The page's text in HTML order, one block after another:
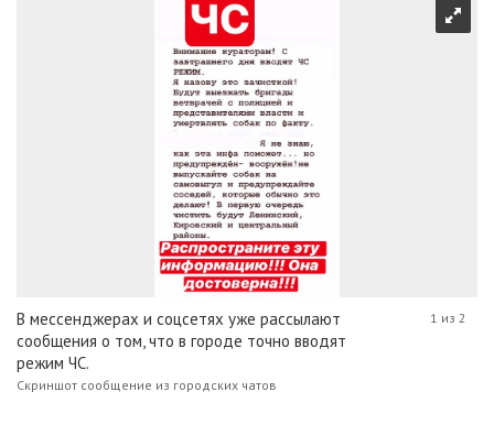
В мессенджерах и соцсетях уже рассылают
сообщения о том, что в городе точно вводят
режим ЧС.
Скриншот сообщение из городских чатов
1 из 2